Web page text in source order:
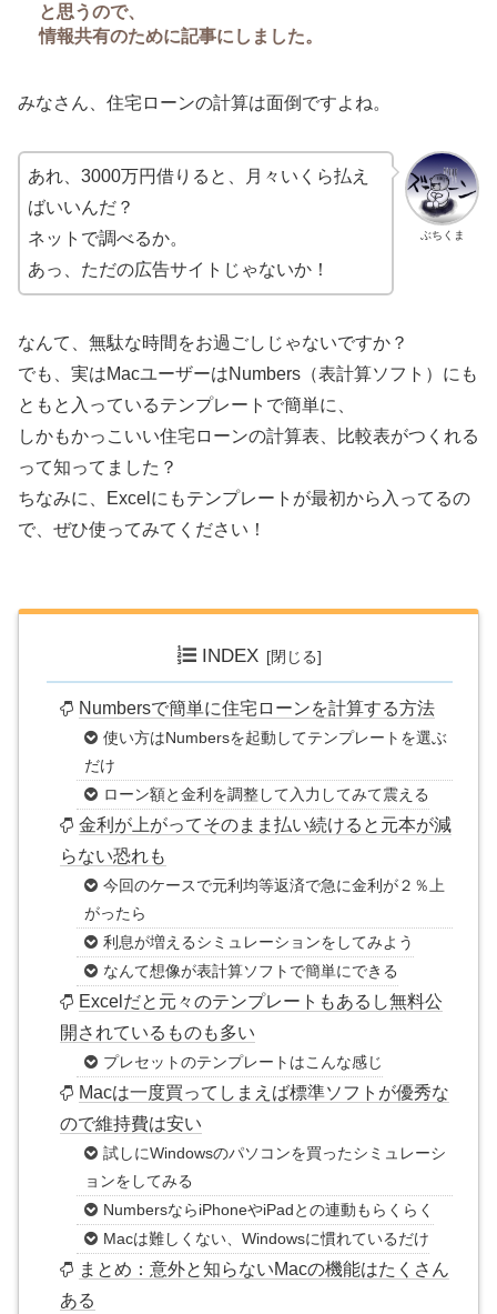
と思うので、
情報共有のために記事にしました。
みなさん、住宅ローンの計算は面倒ですよね。
ぶちくま
あれ、3000万円借りると、月々いくら払え
ばいいんだ？
ネットで調べるか。
あっ、ただの広告サイトじゃないか！
なんて、無駄な時間をお過ごしじゃないですか？
でも、実はMacユーザーはNumbers （表計算ソフト）にも
ともと入っているテンプレートで簡単に、
しかもかっこいい住宅ローンの計算表、比較表がつくれる
って知ってました？
ちなみに、
Excel にもテンプレートが最初から入ってるの
で、ぜひ使ってみてください！
INDEX
Numbersで簡単に住宅ローンを計算する方法
使い方はNumbersを起動してテンプレートを選ぶ
だけ
ローン額と金利を調整して入力してみて震える
金利が上がってそのまま払い続けると元本が減
らない恐れも
今回のケースで元利均等返済で急に金利が２％上
がったら
利息が増えるシミュレーションをしてみよう
なんて想像が表計算ソフトで簡単にできる
Excelだと元々のテンプレートもあるし無料公
開されているものも多い
プレセットのテンプレートはこんな感じ
Macは一度買ってしまえば標準ソフトが優秀な
ので維持費は安い
試しにWindowsのパソコンを買ったシミュレーシ
ョンをしてみる
NumbersならiPhoneやiPadとの連動もらくらく
Macは難しくない、Windowsに慣れているだけ
まとめ：意外と知らないMacの機能はたくさん
ある